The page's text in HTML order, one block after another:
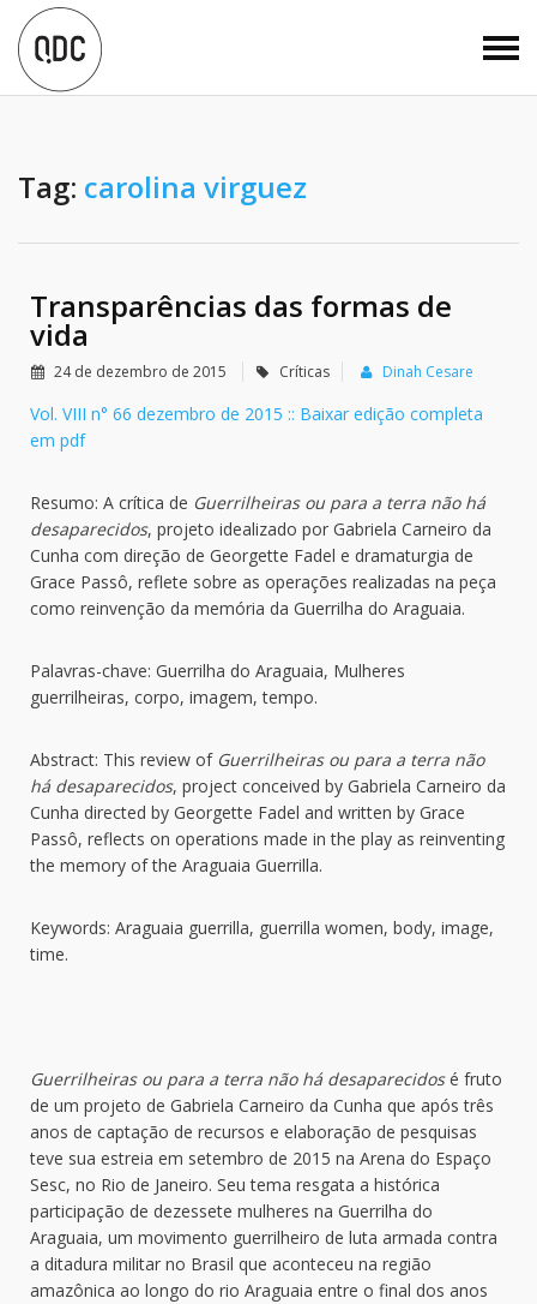
Tag: carolina virguez
Transparências das formas de
vida
24 de dezembro de 2015 Críticas Dinah Cesare
Vol. VIII n° 66 dezembro de 2015 :: Baixar edição completa
em pdf
Resumo: A crítica de Guerrilheiras ou para a terra não há
desaparecidos, projeto idealizado por Gabriela Carneiro da
Cunha com direção de Georgette Fadel e dramaturgia de
Grace Passô, reflete sobre as operações realizadas na peça
como reinvenção da memória da Guerrilha do Araguaia.
Palavras-chave: Guerrilha do Araguaia, Mulheres
guerrilheiras, corpo, imagem, tempo.
Abstract: This review of Guerrilheiras ou para a terra não
há desaparecidos, project conceived by Gabriela Carneiro da
Cunha directed by Georgette Fadel and written by Grace
Passô, reflects on operations made in the play as reinventing
the memory of the Araguaia Guerrilla.
Keywords: Araguaia guerrilla, guerrilla women, body, image,
time.
Guerrilheiras ou para a terra não há desaparecidosé fruto
de um projeto de Gabriela Carneiro da Cunha que após três
anos de captação de recursos e elaboração de pesquisas
teve sua estreia em setembro de 2015 na Arena do Espaço
Sesc, no Rio de Janeiro. Seu tema resgata a histórica
participação de dezessete mulheres na Guerrilha do
Araguaia, um movimento guerrilheiro de luta armada contra
a ditadura militar no Brasil que aconteceu na região
amazônica ao longo do rio Araguaia entre o final dos anos